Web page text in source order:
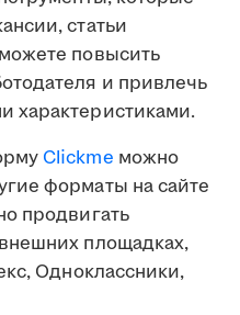
статьи
повысить
и привлечь
характеристиками.
Clickme можно
форматы на сайте
продвигать
площадках,
Одноклассники,